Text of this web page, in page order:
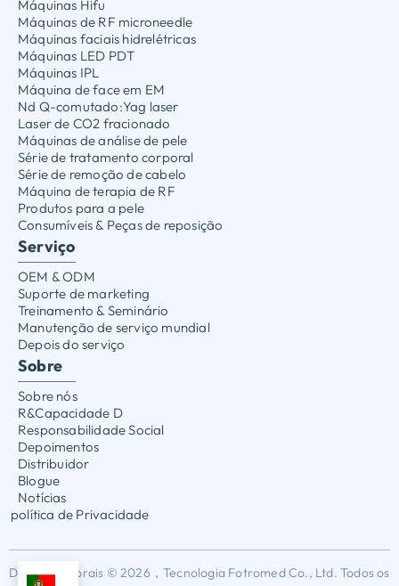
Máquinas Hifu
Máquinas de RF microneedle
Máquinas faciais hidrelétricas
Máquinas LED PDT
Máquinas IPL
Máquina de face em EM
Nd Q-comutado:Yag laser
Laser de CO2 fracionado
Máquinas de análise de pele
Série de tratamento corporal
Série de remoção de cabelo
Máquina de terapia de RF
Produtos para a pele
Consumíveis & Peças de reposição
Serviço
OEM & ODM
Suporte de marketing
Treinamento & Seminário
Manutenção de serviço mundial
Depois do serviço
Sobre
Sobre nós
R&Capacidade D
Responsabilidade Social
Depoimentos
Distribuidor
Blogue
Notícias
política de Privacidade
Direitos autorais © 2026，Tecnologia Fotromed Co., Ltd. Todos os